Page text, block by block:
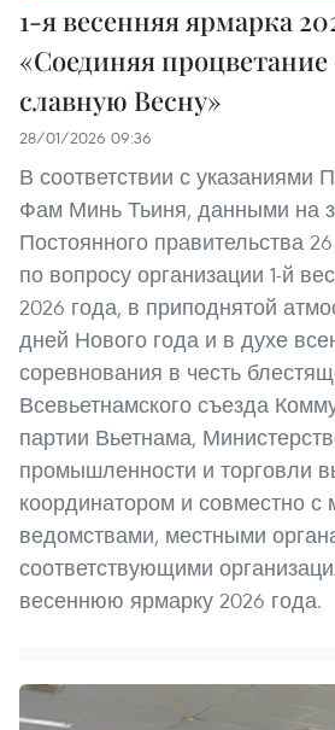
1-я весенняя ярмарка
«Соединяя
славную Весну»
28/01/2026 09:36
В соответствии с указаниями
Фам Минь Тьиня, данными на
Постоянного правительства
по вопросу организации 1-й
2026 года, в приподнятой
дней Нового года и в духе
соревнования в честь
Всевьетнамского съезда
партии Вьетнама,
промышленности и торговли
координатором и совместно с
ведомствами, местными
соответствующими
весеннюю ярмарку 2026 года.